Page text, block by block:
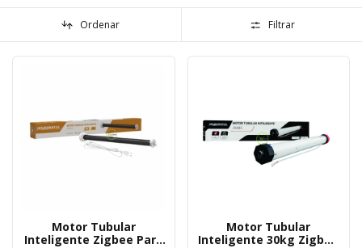
Ordenar Filtrar
Motor Tubular
Inteligente Zigbee Para
Motor Tubular
Inteligente 30kg Zigbee